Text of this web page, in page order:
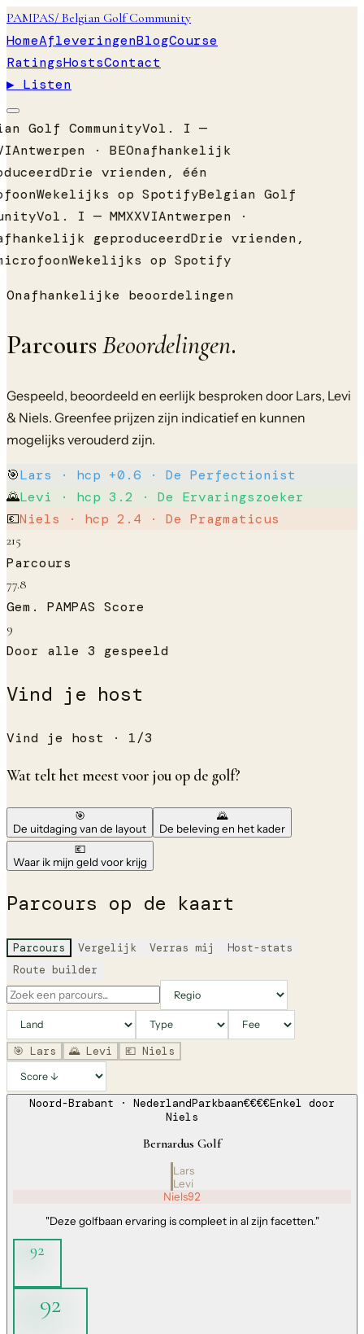
PAMPAS/ Belgian Golf Community
HomeAfleveringenBlogCourse
RatingsHostsContact
▶ Listen
Golf CommunityVol. I —
Antwerpen · BEOnafhankelijk
Drie vrienden, één
Wekelijks op SpotifyBelgian Golf
Vol. I — MMXXVIAntwerpen ·
geproduceerdDrie vrienden,
Wekelijks op Spotify
Onafhankelijke beoordelingen
Parcours Beoordelingen.
Gespeeld, beoordeeld en eerlijk besproken door Lars, Levi
& Niels. Greenfee prijzen zijn indicatief en kunnen
mogelijks verouderd zijn.
🎯Lars · hcp +0.6 · De Perfectionist
🌄Levi · hcp 3.2 · De Ervaringszoeker
💶Niels · hcp 2.4 · De Pragmaticus
215
Parcours
77.8
Gem. PAMPAS Score
9
Door alle 3 gespeeld
Vind je host
Vind je host · 1/3
Wat telt het meest voor jou op de golf?
🎯
De uitdaging van de layout
🌄
De beleving en het kader
💶
Waar ik mijn geld voor krijg
Parcours op de kaart
Parcours Vergelijk Verras mij
Host-stats
Route builder
🎯 Lars 🌄 Levi 💶 Niels
Noord-Brabant · NederlandParkbaan€€€€Enkel door
Niels
Bernardus Golf
Lars
Levi
Niels92
"Deze golfbaan ervaring is compleet in al zijn facetten."
92
92